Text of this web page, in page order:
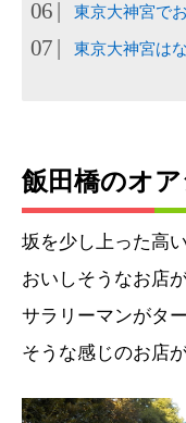
東京大神宮で
東京大神宮は
飯田橋のオア
坂を少し上った高
おいしそうなお店
サラリーマンがタ
そうな感じのお店